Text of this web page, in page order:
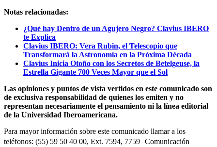
Notas relacionadas:
¿Qué hay Dentro de un Agujero Negro? Clavius IBERO
te Explica
Clavius IBERO: Vera Rubin, el Telescopio que
Transformará la Astronomía en la Próxima Década
Clavius Inicia Otoño con los Secretos de Betelgeuse, la
Estrella Gigante 700 Veces Mayor que el Sol
Las opiniones y puntos de vista vertidos en este comunicado son
de exclusiva responsabilidad de quienes los emiten y no
representan necesariamente el pensamiento ni la línea editorial
de la Universidad Iberoamericana.
Para mayor información sobre este comunicado llamar a los
teléfonos: (55) 59 50 40 00, Ext. 7594, 7759 Comunicación